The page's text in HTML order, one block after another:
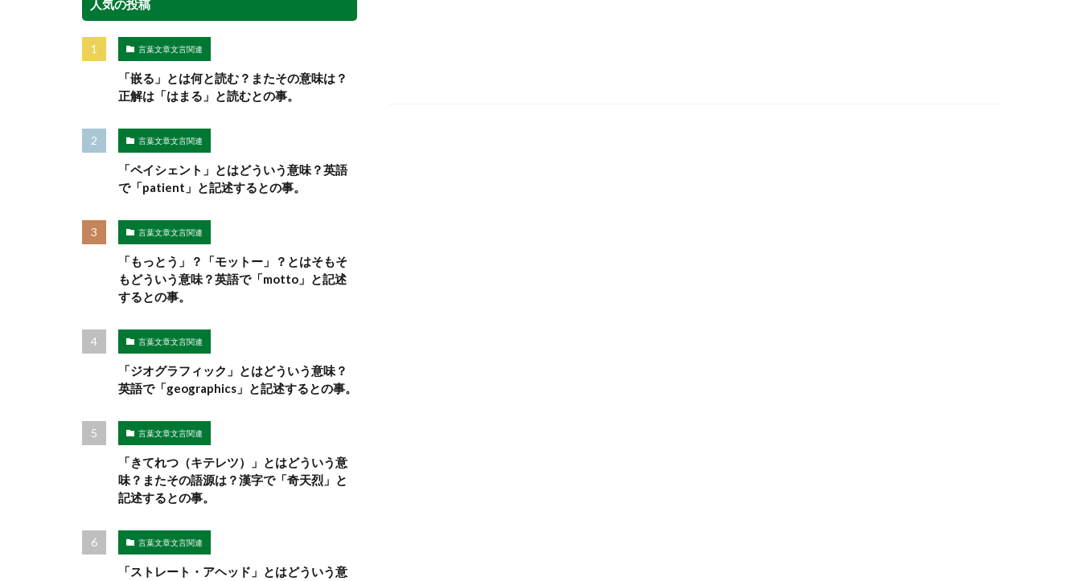
人気の投稿
言葉文章文言関連
「嵌る」とは何と読む？またその意味は？
正解は「はまる」と読むとの事。
言葉文章文言関連
「ペイシェント」とはどういう意味？英語
で「patient」と記述するとの事。
言葉文章文言関連
「もっとう」？「モットー」？とはそもそ
もどういう意味？英語で「motto」と記述
するとの事。
言葉文章文言関連
「ジオグラフィック」とはどういう意味？
英語で「geographics」と記述するとの事。
言葉文章文言関連
「きてれつ（キテレツ）」とはどういう意
味？またその語源は？漢字で「奇天烈」と
記述するとの事。
言葉文章文言関連
「ストレート・アヘッド」とはどういう意